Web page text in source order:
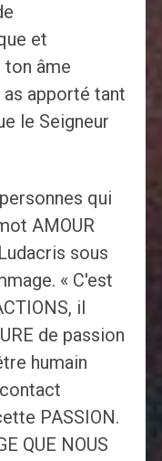
et
ton âme
apporté tant
le Seigneur
qui
AMOUR
sous
« C'est
il
de passion
humain
PASSION.
QUE NOUS